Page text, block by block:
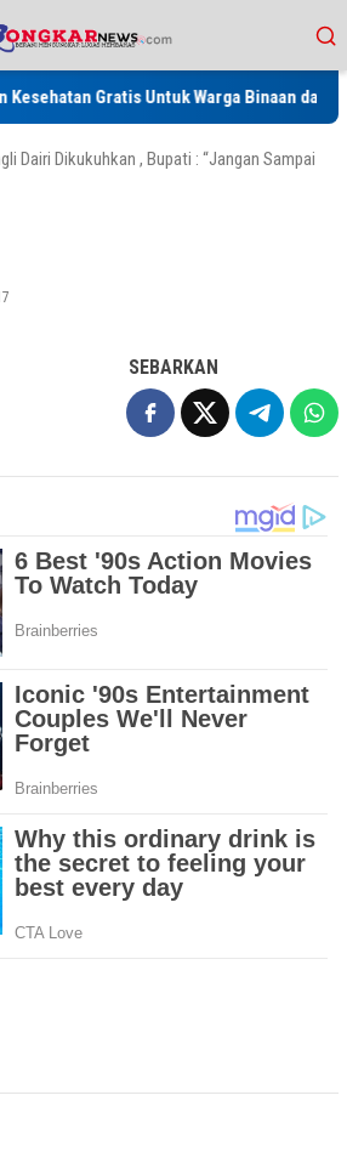
Gratis Untuk Warga Binaan dan
Dairi Dikukuhkan , Bupati : “Jangan Sampai
SEBARKAN